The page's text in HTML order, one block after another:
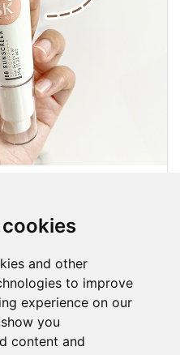
and other
to improve
experience on our
you
content and
ดตัน บางเบาสบาย
โทนสีเหลืองเหมาะกับผิว
บ บีบีแนะนำสำหรับคนเป็น
ถมยังช่วยฟื้นฟูผิวให้แข็ง
งผิวจากแสงแดด
: 01/12/2020